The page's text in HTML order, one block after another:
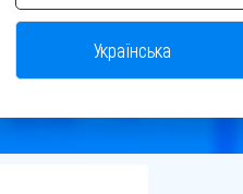
Українська